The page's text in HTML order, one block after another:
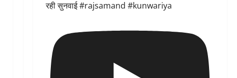
रही सुनवाई #rajsamand #kunwariya